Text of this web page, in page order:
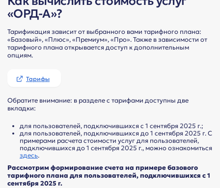
«ОРД-А»?
Тарификация зависит от выбранного вами тарифного плана:
«Базовый», «Плюс», «Премиум», «Про». Также в зависимости от
тарифного плана открывается доступ к дополнительным
опциям.
Тарифы
Обратите внимание: в разделе с тарифами доступны две
вкладки:
для пользователей, подключившихся с 1 сентября 2025 г.;
для пользователей, подключившихся до 1 сентября 2025 г. С
примерами расчета стоимости услуг для пользователей,
подключившихся до 1 сентября 2025 г., можно ознакомиться
здесь.
Рассмотрим формирование счета на примере базового
тарифного плана для пользователей, подключившихся с 1
сентября 2025 г.